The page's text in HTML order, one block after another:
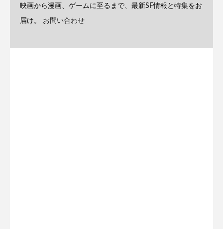
映画から漫画、ゲームに至るまで、最新SF情報と特集をお
届け。 お問い合わせ